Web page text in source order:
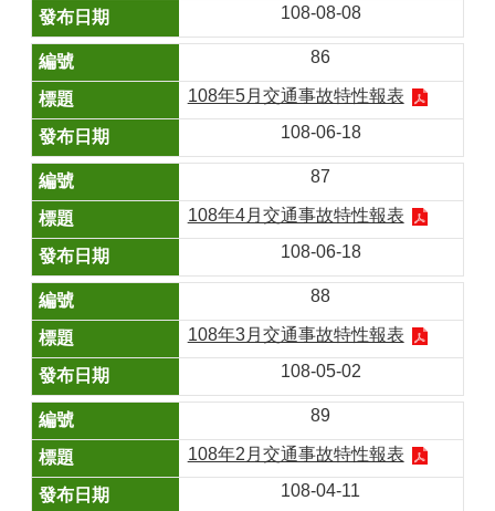
108-08-08
86
108年5月交通事故特性報表
108-06-18
87
108年4月交通事故特性報表
108-06-18
88
108年3月交通事故特性報表
108-05-02
89
108年2月交通事故特性報表
108-04-11